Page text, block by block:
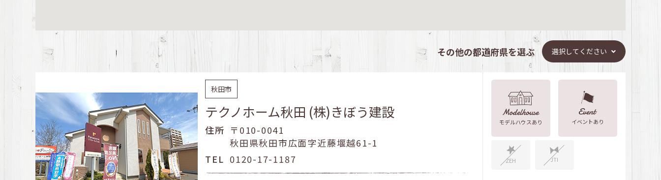
その他の都道府県を選ぶ 選択してください
秋田市
テクノホーム秋田 (株)きぼう建設
住所 〒010-0041
秋田県秋田市広面字近藤堰越61-1
TEL 0120-17-1187
モデルハウスあり イベントあり
ZEH JTI